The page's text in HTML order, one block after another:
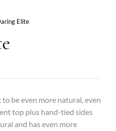
Elite
be even more natural, even
top plus hand-tied sides
and has even more